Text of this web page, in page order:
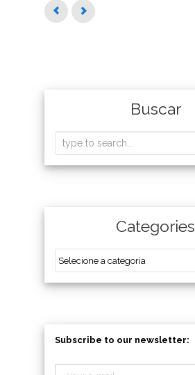
Buscar
Categories
Subscribe to our newsletter: